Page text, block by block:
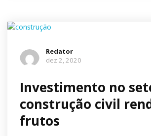
Redator
dez 2, 2020
Investimento no
construção civil
frutos